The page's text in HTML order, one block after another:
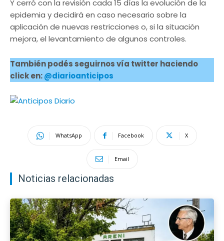
Y cerró con la revisión cada 15 días la evolución de la
epidemia y decidirá en caso necesario sobre la
aplicación de nuevas restricciones o, si la situación
mejora, el levantamiento de algunos controles.
También podés seguirnos vía twitter haciendo
click en:@diarioanticipos
WhatsApp Facebook X
Email
Noticias relacionadas